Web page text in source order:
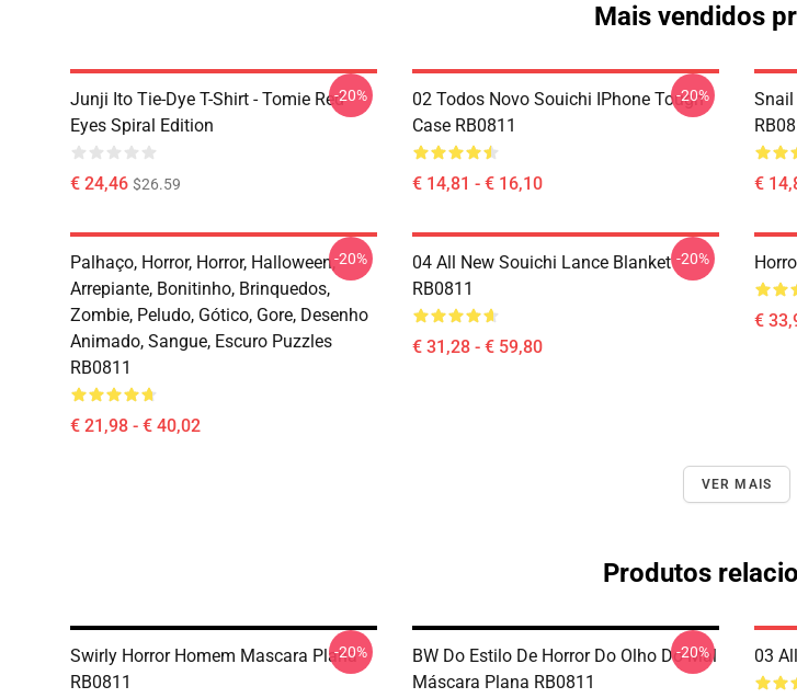
Mais vendidos
Junji Ito Tie-Dye T-Shirt - Tomie Red
Eyes Spiral Edition
€ 24,46 $26.59
-20%
02 Todos Novo Souichi IPhone Tough
Case RB0811
€ 14,81 - € 16,10
-20%
Snail
€
Palhaço, Horror, Horror, Halloween,
Arrepiante, Bonitinho, Brinquedos,
Zombie, Peludo, Gótico, Gore, Desenho
Animado, Sangue, Escuro Puzzles
RB0811
€ 21,98 - € 40,02
-20%
04 All New Souichi Lance Blanket
RB0811
€ 31,28 - € 59,80
-20%
€
VER MAIS
Produtos
Swirly Horror Homem Mascara Plana
RB0811
-20%
BW Do Estilo De Horror Do Olho Do Mal
Máscara Plana RB0811
-20% 03